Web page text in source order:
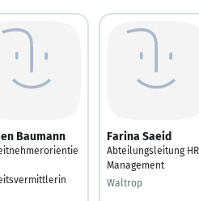
Baumann Farina Saeid
Abteilungsleitung HR
Management
Waltrop